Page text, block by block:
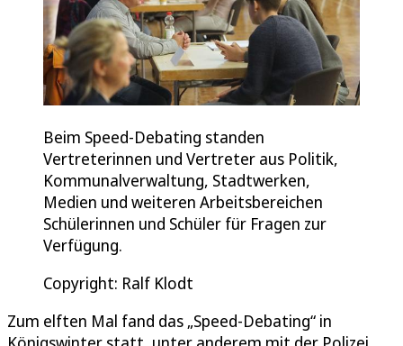
Beim Speed-Debating standen
Vertreterinnen und Vertreter aus Politik,
Kommunalverwaltung, Stadtwerken,
Medien und weiteren Arbeitsbereichen
Schülerinnen und Schüler für Fragen zur
Verfügung.
Copyright: Ralf Klodt
Zum elften Mal fand das „Speed-Debating“ in